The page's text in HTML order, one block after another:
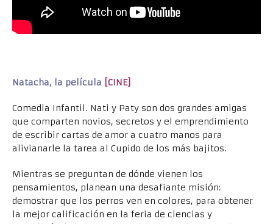
Natacha, la película [CINE]
Comedia Infantil. Nati y Paty son dos grandes amigas
que comparten novios, secretos y el emprendimiento
de escribir cartas de amor a cuatro manos para
alivianarle la tarea al Cupido de los más bajitos.
Mientras se preguntan de dónde vienen los
pensamientos, planean una desafiante misión:
demostrar que los perros ven en colores, para obtener
la mejor calificación en la feria de ciencias y